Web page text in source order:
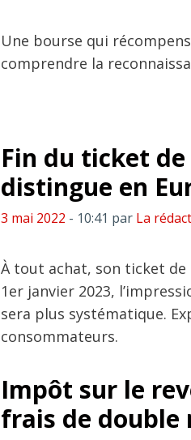
Une bourse qui
comprendre la
Fin du ticket de
distingue en
3 mai 2022 - 10:41 par La
À tout achat, son ticket de
1er janvier 2023,
sera plus systématique.
consommateurs.
Impôt sur le
frais de double